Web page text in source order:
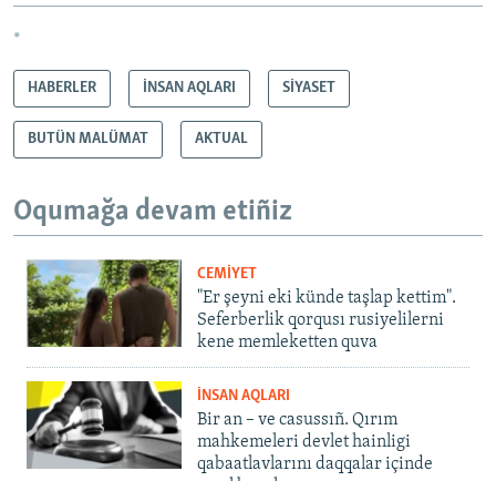
*
HABERLER İNSAN AQLARI SİYASET
BUTÜN MALÜMAT AKTUAL
Oqumağa devam etiñiz
CEMİYET
"Er şeyni eki künde taşlap kettim".
Seferberlik qorqusı rusiyelilerni
kene memleketten quva
İNSAN AQLARI
Bir an – ve casussıñ. Qırım
mahkemeleri devlet hainligi
qabaatlavlarını daqqalar içinde